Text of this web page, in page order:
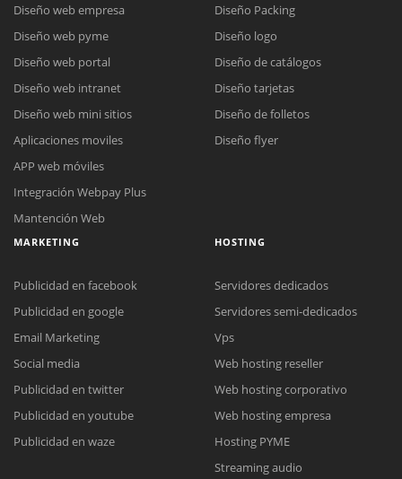
Reunión online
Meet para la reunión online.
Cotización
Chat Online
Todos nuestros ejecutivos están fuera de línea. Complete el formulario
Diseño web empresa
Diseño web pyme
Diseño web portal
Diseño web intranet
Diseño web mini sitios
Aplicaciones moviles
APP web móviles
Integración Webpay Plus
Mantención Web
Diseño Packing
Diseño logo
Diseño de catálogos
Diseño tarjetas
Diseño de folletos
Diseño flyer
MARKETING
Publicidad en facebook
Publicidad en google
Email Marketing
Social media
Publicidad en twitter
Publicidad en youtube
Publicidad en waze
HOSTING
Servidores dedicados
Servidores semi-dedicados
Vps
Web hosting reseller
Web hosting corporativo
Web hosting empresa
Hosting PYME
Streaming audio